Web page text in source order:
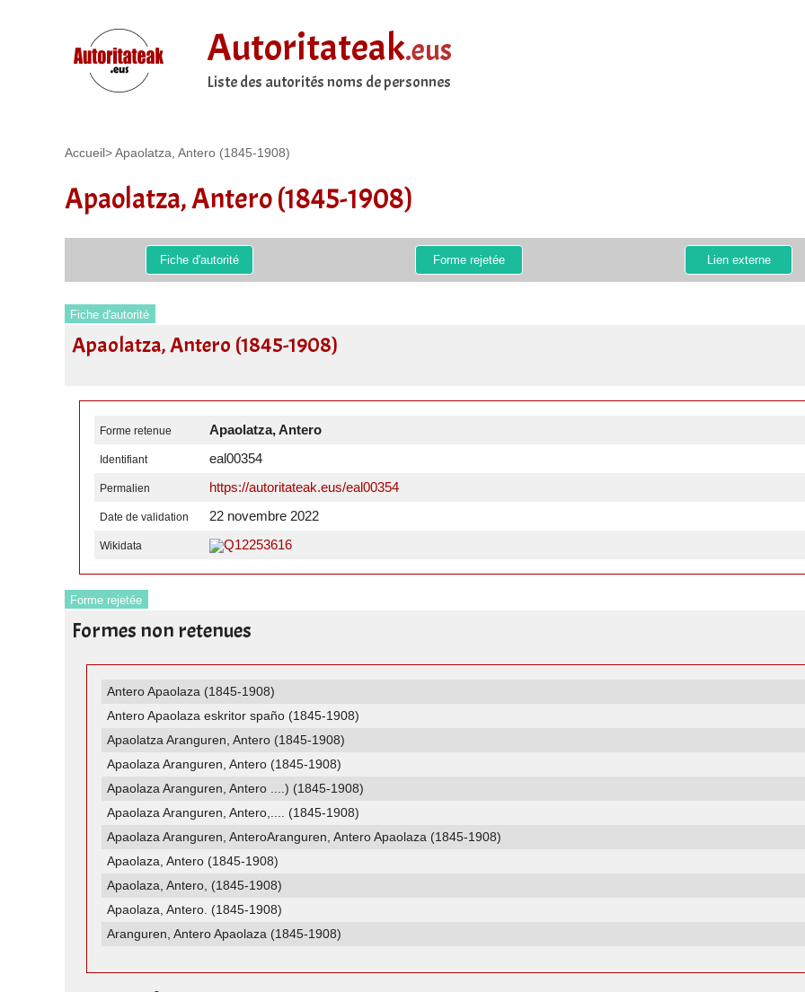
Autoritateak.eus
Liste des autorités noms de personnes
Accueil>Apaolatza, Antero (1845-1908)
Apaolatza, Antero (1845-1908)
Fiche d'autorité Forme rejetée Lien externe
Fiche d'autorité
Apaolatza, Antero (1845-1908)
Forme retenue Apaolatza, Antero
Identifiant eal00354
Permalien https://autoritateak.eus/eal00354
Date de validation 22 novembre 2022
Wikidata Q12253616
Forme rejetée
Formes non retenues
Antero Apaolaza (1845-1908)
Antero Apaolaza eskritor spaño (1845-1908)
Apaolatza Aranguren, Antero (1845-1908)
Apaolaza Aranguren, Antero (1845-1908)
Apaolaza Aranguren, Antero ....) (1845-1908)
Apaolaza Aranguren, Antero,.... (1845-1908)
Apaolaza Aranguren, AnteroAranguren, Antero Apaolaza (1845-1908)
Apaolaza, Antero (1845-1908)
Apaolaza, Antero, (1845-1908)
Apaolaza, Antero. (1845-1908)
Aranguren, Antero Apaolaza (1845-1908)